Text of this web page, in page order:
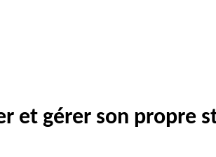
et gérer son propre